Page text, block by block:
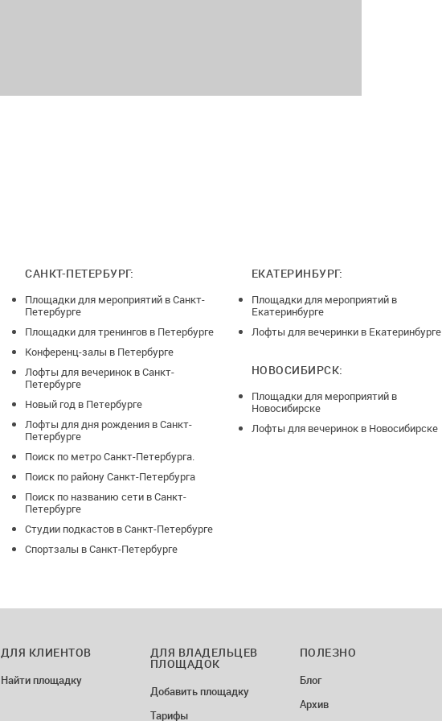
САНКТ-ПЕТЕРБУРГ:
Площадки для мероприятий в Санкт-
Петербурге
Площадки для тренингов в Петербурге
Конференц-залы в Петербурге
Лофты для вечеринок в Санкт-
Петербурге
Новый год в Петербурге
Лофты для дня рождения в Санкт-
Петербурге
Поиск по метро Санкт-Петербурга.
Поиск по району Санкт-Петербурга
Поиск по названию сети в Санкт-
Петербурге
Студии подкастов в Санкт-Петербурге
Спортзалы в Санкт-Петербурге
ЕКАТЕРИНБУРГ:
Площадки для мероприятий в
Екатеринбурге
Лофты для вечеринки в Екатеринбурге
НОВОСИБИРСК:
Площадки для мероприятий в
Новосибирске
Лофты для вечеринок в Новосибирске
ДЛЯ КЛИЕНТОВ
Найти площадку
ДЛЯ ВЛАДЕЛЬЦЕВ
ПЛОЩАДОК
Добавить площадку
Тарифы
ПОЛЕЗНО
Блог
Архив